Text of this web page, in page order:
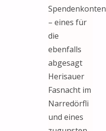
Spendenkonten
– eines für
die
ebenfalls
abgesagt
Herisauer
Fasnacht im
Narredörfli
und eines